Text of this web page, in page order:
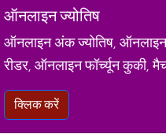
ऑनलाइन ज्योतिष
ऑनलाइन अंक ज्योतिष,
रीडर, ऑनलाइन फॉर्च्यून कुकी,
क्लिक करें